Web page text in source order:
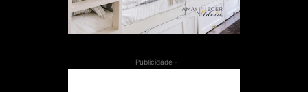
- Publicidade -